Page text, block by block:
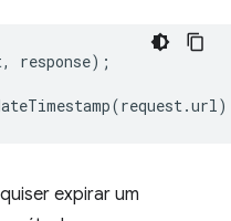
, response);
(request.url
expirar um